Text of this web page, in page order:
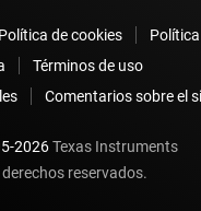
Política de cookies
Términos de uso
Comentarios sobre el
2026Texas Instruments
reservados.